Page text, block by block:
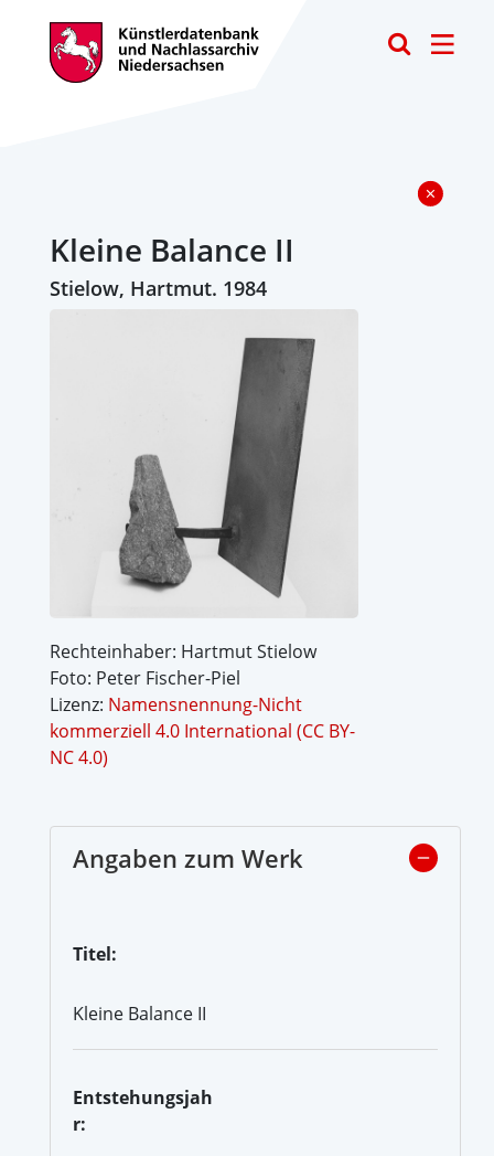
Kleine Balance II
Stielow, Hartmut. 1984
Rechteinhaber: Hartmut Stielow
Foto: Peter Fischer-Piel
Lizenz: Namensnennung-Nicht
kommerziell 4.0 International (CC BY-
NC 4.0)
Angaben zum Werk
Titel:
Kleine Balance II
Entstehungsjah
r: